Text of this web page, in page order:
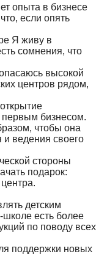
опыта в бизнесе
если опять
Я живу в
сомнения, что
высокой
центров рядом,
первым бизнесом.
чтобы она
и ведения своего
стороны
подарок:
детским
школе есть более
по поводу всех
поддержки новых